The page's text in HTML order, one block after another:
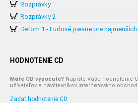
Rozprávky
Rozprávky 2
HODNOTENIE CD
Máte CD vypočuté? Napíšte Vaše hodnotenie
užívateľov a návštevníkov internetového
Zadať hodnotenie CD